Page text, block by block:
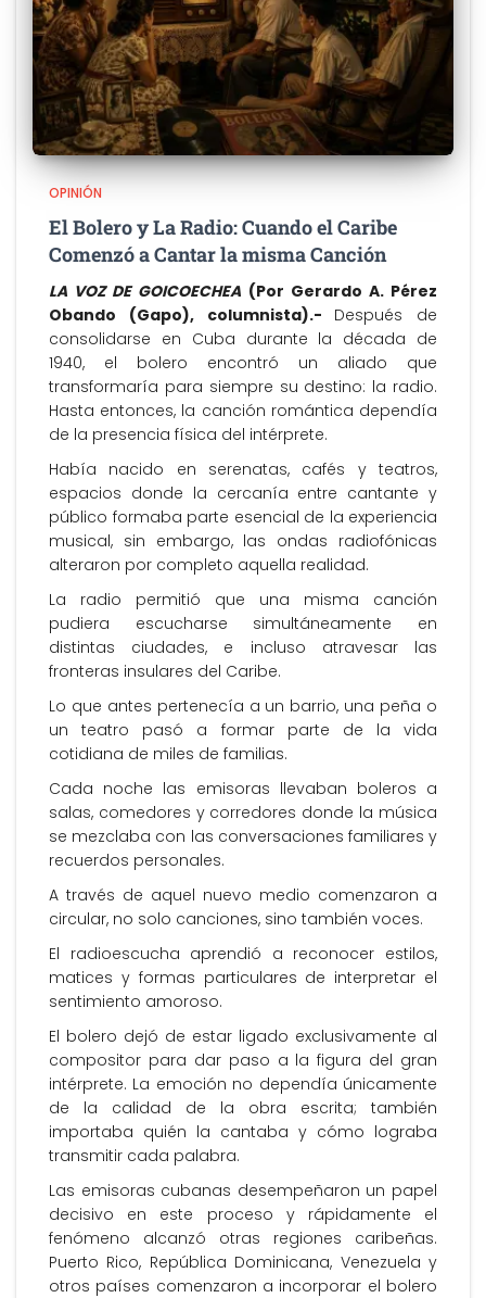
OPINIÓN
El Bolero y La Radio: Cuando el Caribe
Comenzó a Cantar la misma Canción
LA VOZ DE GOICOECHEA (Por Gerardo A. Pérez
Obando (Gapo), columnista).- Después de
consolidarse en Cuba durante la década de
1940, el bolero encontró un aliado que
transformaría para siempre su destino: la radio.
Hasta entonces, la canción romántica dependía
de la presencia física del intérprete.
Había nacido en serenatas, cafés y teatros,
espacios donde la cercanía entre cantante y
público formaba parte esencial de la experiencia
musical, sin embargo, las ondas radiofónicas
alteraron por completo aquella realidad.
La radio permitió que una misma canción
pudiera escucharse simultáneamente en
distintas ciudades, e incluso atravesar las
fronteras insulares del Caribe.
Lo que antes pertenecía a un barrio, una peña o
un teatro pasó a formar parte de la vida
cotidiana de miles de familias.
Cada noche las emisoras llevaban boleros a
salas, comedores y corredores donde la música
se mezclaba con las conversaciones familiares y
recuerdos personales.
A través de aquel nuevo medio comenzaron a
circular, no solo canciones, sino también voces.
El radioescucha aprendió a reconocer estilos,
matices y formas particulares de interpretar el
sentimiento amoroso.
El bolero dejó de estar ligado exclusivamente al
compositor para dar paso a la figura del gran
intérprete. La emoción no dependía únicamente
de la calidad de la obra escrita; también
importaba quién la cantaba y cómo lograba
transmitir cada palabra.
Las emisoras cubanas desempeñaron un papel
decisivo en este proceso y rápidamente el
fenómeno alcanzó otras regiones caribeñas.
Puerto Rico, República Dominicana, Venezuela y
otros países comenzaron a incorporar el bolero